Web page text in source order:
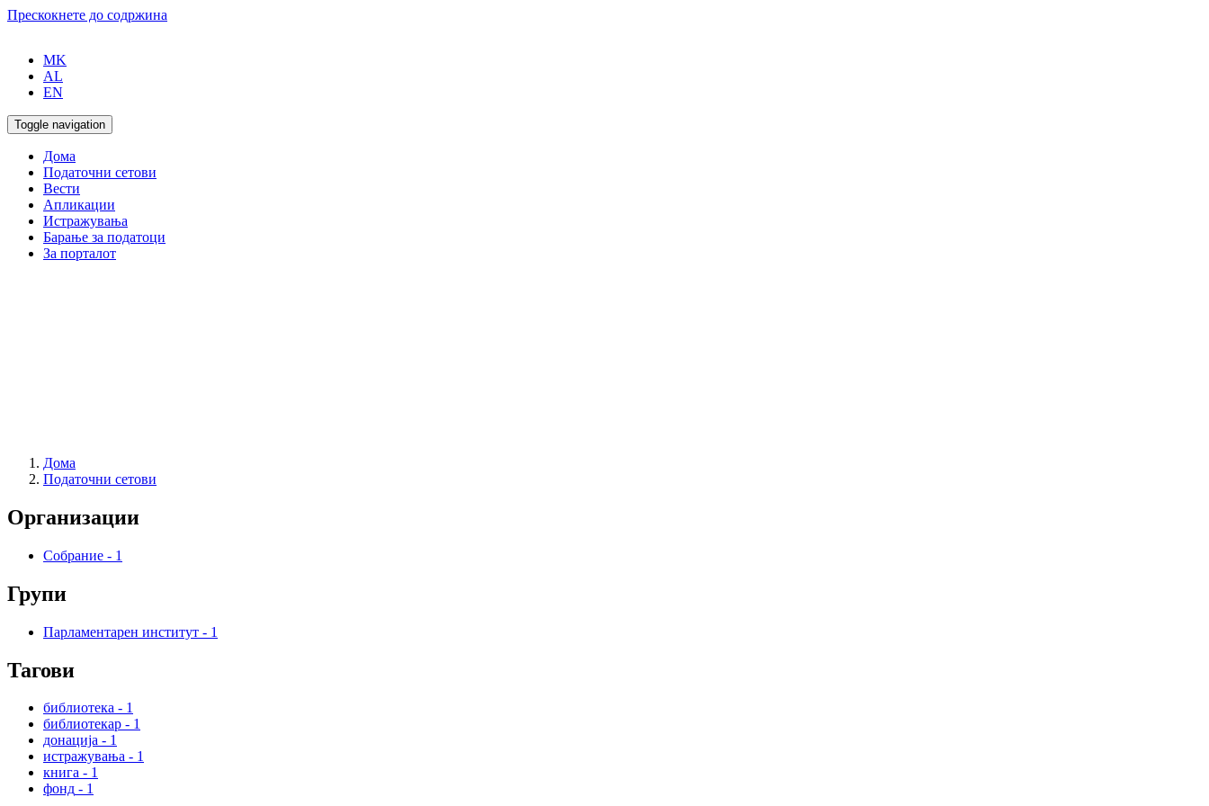
Прескокнете до содржина
MK
AL
EN
Toggle navigation
Дома
Податочни сетови
Вести
Апликации
Истражувања
Барање за податоци
За порталот
Дома
Податочни сетови
Организации
Собрание - 1
Групи
Парламентарен институт - 1
Тагови
библиотека - 1
библиотекар - 1
донација - 1
истражувања - 1
книга - 1
фонд - 1